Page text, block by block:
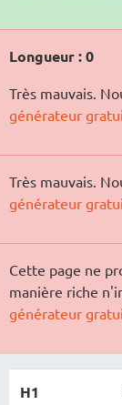
Longueur : 0
Très mauvais.
générateur
Très mauvais.
générateur
Cette page ne
manière riche
générateur
H1